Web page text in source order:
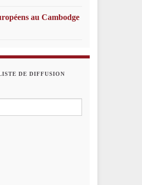
au Cambodge
DE DIFFUSION